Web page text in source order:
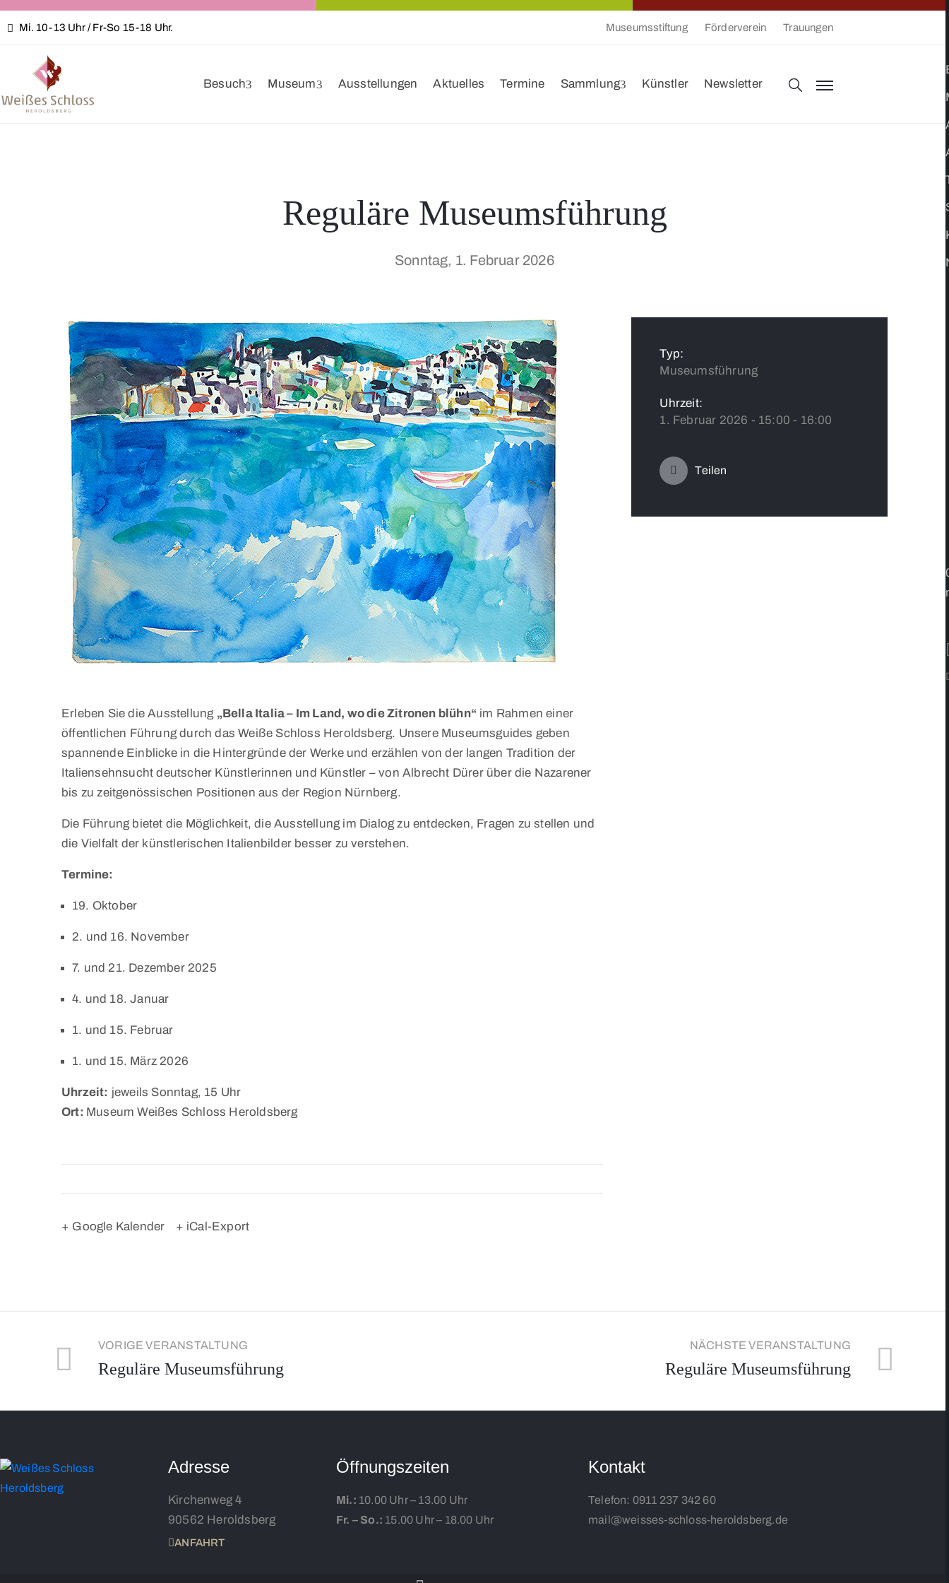
Mi. 10-13 Uhr / Fr-So 15-18 Uhr. Museumsstiftung Förderverein Trauungen
Besuch Museum Ausstellungen Aktuelles Termine Sammlung Künstler Newsletter
Reguläre Museumsführung
Sonntag, 1. Februar 2026
Erleben Sie die Ausstellung „Bella Italia – Im Land, wo die Zitronen blühn“ im Rahmen einer
öffentlichen Führung durch das Weiße Schloss Heroldsberg. Unsere Museumsguides geben
spannende Einblicke in die Hintergründe der Werke und erzählen von der langen Tradition der
Italiensehnsucht deutscher Künstlerinnen und Künstler – von Albrecht Dürer über die Nazarener
bis zu zeitgenössischen Positionen aus der Region Nürnberg.
Die Führung bietet die Möglichkeit, die Ausstellung im Dialog zu entdecken, Fragen zu stellen und
die Vielfalt der künstlerischen Italienbilder besser zu verstehen.
Termine:
19. Oktober
2. und 16. November
7. und 21. Dezember 2025
4. und 18. Januar
1. und 15. Februar
1. und 15. März 2026
Uhrzeit: jeweils Sonntag, 15 Uhr
Ort: Museum Weißes Schloss Heroldsberg
+ Google Kalender + iCal-Export
Typ:
Museumsführung
Uhrzeit:
1. Februar 2026 - 15:00 - 16:00
Teilen
VORIGE VERANSTALTUNG
Reguläre Museumsführung
NÄCHSTE VERANSTALTUNG
Reguläre Museumsführung
Adresse
Kirchenweg 4
90562 Heroldsberg
ANFAHRT
Öffnungszeiten
Mi.: 10.00 Uhr – 13.00 Uhr
Fr. – So.: 15.00 Uhr – 18.00 Uhr
Kontakt
Telefon: 0911 237 342 60
mail@weisses-schloss-heroldsberg.de